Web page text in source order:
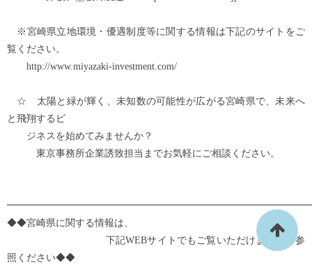
※宮崎県立地環境・優遇制度等に関する情報は下記のサイトをご
覧ください。
http://www.miyazaki-investment.com/
☆ 太陽と緑が輝く、未知数の可能性が広がる宮崎県で、未来へ
と飛翔するビ
ジネスを始めてみませんか？
東京事務所企業誘致担当までお気軽にご相談ください。
◆◆宮崎県に関する情報は、
下記WEBサイトでもご覧いただけます。ご参
照ください◆◆